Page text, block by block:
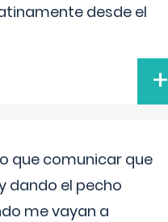
desde el
+
que comunicar que
dando el pecho
me vayan a